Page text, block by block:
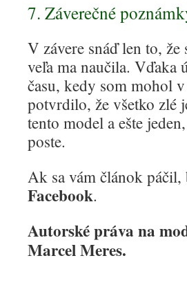
7. Záverečné
V závere snáď len to, že
veľa ma naučila. Vďaka
času, kedy som mohol
potvrdilo, že všetko zlé
tento model a ešte
poste.
Ak sa vám článok
Facebook.
Autorské práva na
Marcel Meres.